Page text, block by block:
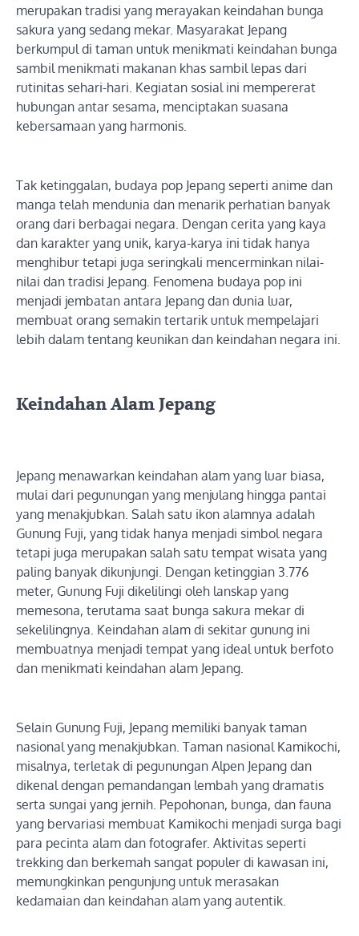
merupakan tradisi yang merayakan keindahan bunga
sakura yang sedang mekar. Masyarakat Jepang
berkumpul di taman untuk menikmati keindahan bunga
sambil menikmati makanan khas sambil lepas dari
rutinitas sehari-hari. Kegiatan sosial ini mempererat
hubungan antar sesama, menciptakan suasana
kebersamaan yang harmonis.
Tak ketinggalan, budaya pop Jepang seperti anime dan
manga telah mendunia dan menarik perhatian banyak
orang dari berbagai negara. Dengan cerita yang kaya
dan karakter yang unik, karya-karya ini tidak hanya
menghibur tetapi juga seringkali mencerminkan nilai-
nilai dan tradisi Jepang. Fenomena budaya pop ini
menjadi jembatan antara Jepang dan dunia luar,
membuat orang semakin tertarik untuk mempelajari
lebih dalam tentang keunikan dan keindahan negara ini.
Keindahan Alam Jepang
Jepang menawarkan keindahan alam yang luar biasa,
mulai dari pegunungan yang menjulang hingga pantai
yang menakjubkan. Salah satu ikon alamnya adalah
Gunung Fuji, yang tidak hanya menjadi simbol negara
tetapi juga merupakan salah satu tempat wisata yang
paling banyak dikunjungi. Dengan ketinggian 3.776
meter, Gunung Fuji dikelilingi oleh lanskap yang
memesona, terutama saat bunga sakura mekar di
sekelilingnya. Keindahan alam di sekitar gunung ini
membuatnya menjadi tempat yang ideal untuk berfoto
dan menikmati keindahan alam Jepang.
Selain Gunung Fuji, Jepang memiliki banyak taman
nasional yang menakjubkan. Taman nasional Kamikochi,
misalnya, terletak di pegunungan Alpen Jepang dan
dikenal dengan pemandangan lembah yang dramatis
serta sungai yang jernih. Pepohonan, bunga, dan fauna
yang bervariasi membuat Kamikochi menjadi surga bagi
para pecinta alam dan fotografer. Aktivitas seperti
trekking dan berkemah sangat populer di kawasan ini,
memungkinkan pengunjung untuk merasakan
kedamaian dan keindahan alam yang autentik.